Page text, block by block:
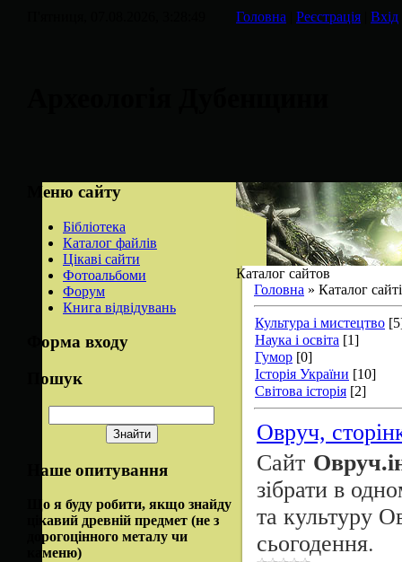
Головна Реєстрація Вхід
Меню сайту
Бібліотека
Каталог файлів
Цікаві сайти
Фотоальбоми
Форум
Книга відвідувань
Форма входу
Пошук
Наше опитування
Що я буду робити, якщо знайду
цікавий древній предмет (не з
дорогоцінного металу чи
каменю)
Каталог сайтов
Головна » Каталог
Культура і мистецтво
Наука і освіта [1]
Гумор [0]
Історія України [10]
Світова історія [2]
Овруч,
Сайт
зібрати в
та культуру
сьогодення.